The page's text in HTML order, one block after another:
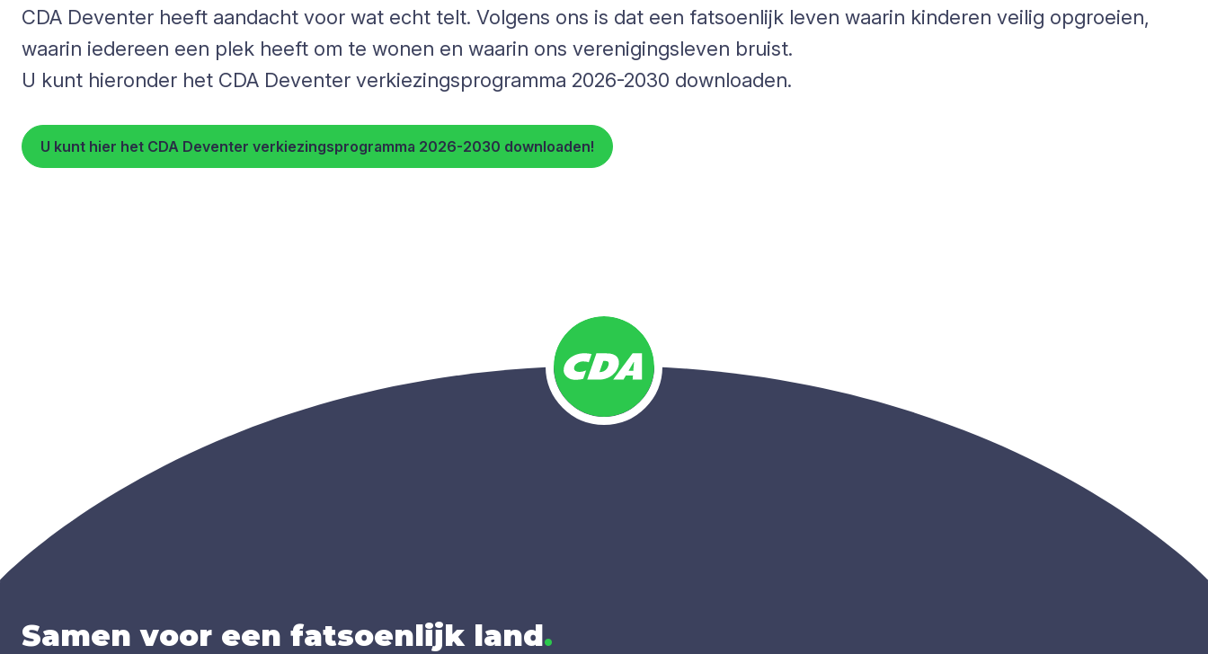
CDA Deventer heeft aandacht voor wat echt telt. Volgens ons is dat een fatsoenlijk leven waarin kinderen veilig opgroeien,
waarin iedereen een plek heeft om te wonen en waarin ons verenigingsleven bruist.
U kunt hieronder het CDA Deventer verkiezingsprogramma 2026-2030 downloaden.
U kunt hier het CDA Deventer verkiezingsprogramma 2026-2030 downloaden!
Samen voor een fatsoenlijk land.